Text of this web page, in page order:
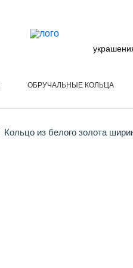
ОБРУЧАЛЬНЫЕ КОЛЬЦА
Кольцо из белого золота